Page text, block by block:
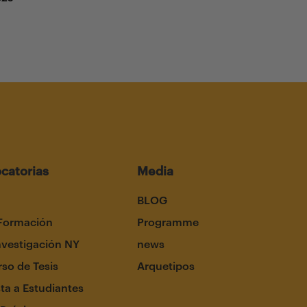
NY
de Tesis
a Estudiantes
Media
BLOG
Programme
news
Arquetipos